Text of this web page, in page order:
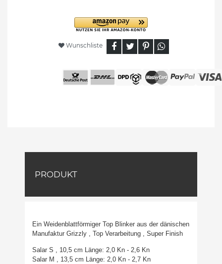
Wunschliste
PRODUKT
Ein Weidenblattförmiger Top Blinker aus der dänischen
Manufaktur Grizzly , Top Verarbeitung , Super Finish
Salar S , 10,5 cm Länge: 2,0 Kn - 2,6 Kn
Salar M , 13,5 cm Länge: 2,0 Kn - 2,7 Kn